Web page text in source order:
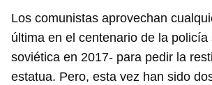
Los comunistas aprovechan
última en el centenario de la policía
soviética en 2017- para pedir la
estatua. Pero, esta vez han sido